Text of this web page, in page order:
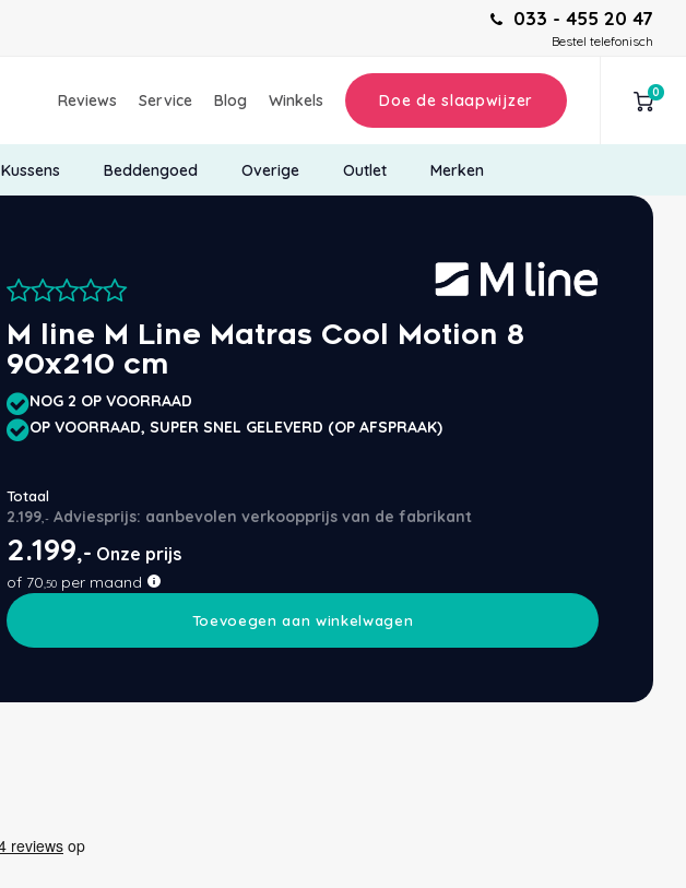
033 - 455 20 47
Bestel telefonisch
Reviews Service Blog Winkels Doe de slaapwijzer 0
Kussens Beddengoed Overige Outlet Merken
M line M Line Matras Cool Motion 8
90x210 cm
NOG 2 OP VOORRAAD
OP VOORRAAD, SUPER SNEL GELEVERD (OP AFSPRAAK)
Totaal
2.199 ,- Adviesprijs: aanbevolen verkoopprijs van de fabrikant
2.199,- Onze prijs
of 70 ,50 per maand
Toevoegen aan winkelwagen